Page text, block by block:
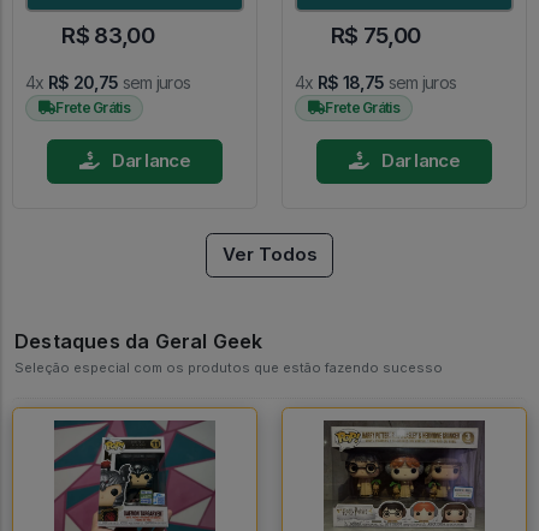
R$ 83,00
4x R$ 20,75 sem juros
Frete Grátis
Dar lance
R$ 75,00
4x R$ 18,75 sem juros
Frete Grátis
Dar lance
Ver Todos
Destaques da Geral Geek
Seleção especial com os produtos que estão fazendo sucesso